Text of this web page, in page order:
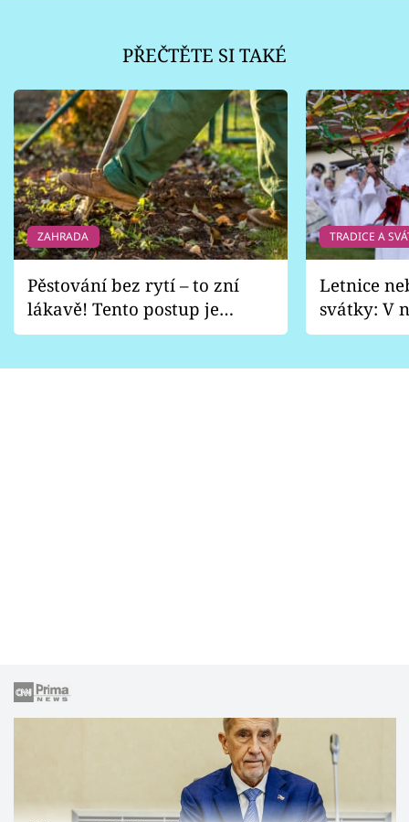
PŘEČTĚTE SI TAKÉ
ZAHRADA
Pěstování bez rytí – to zní
lákavě! Tento postup je
vhodný jen pro některé
TRADICE A
Letnice
svátky: V
pondělí